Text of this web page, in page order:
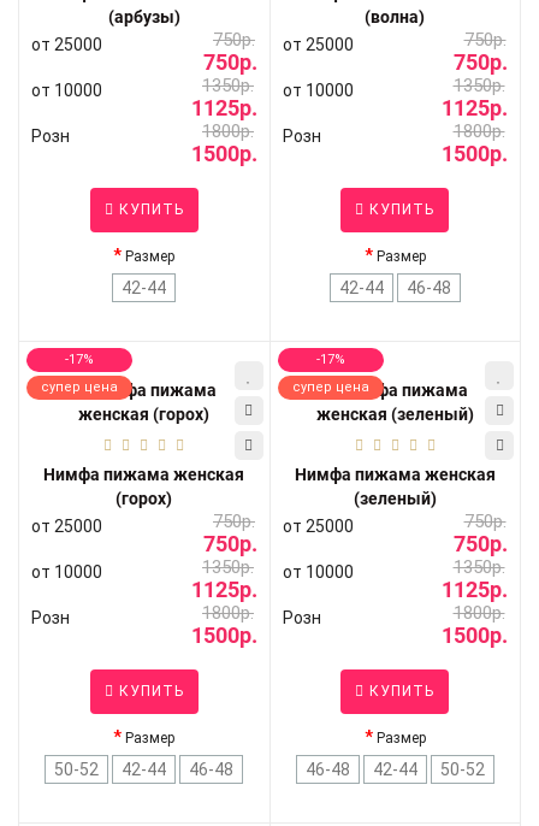
(арбузы)
от 25000
750р.
750р.
от 10000 1350р.
1125р.
Розн 1800р.
1500р.
КУПИТЬ
Размер
42-44
(волна)
от 25000
750р.
750р.
от 10000 1350р.
1125р.
Розн 1800р.
1500р.
КУПИТЬ
Размер
42-44 46-48
-17%
супер цена
Нимфа пижама женская
(горох)
от 25000
750р.
750р.
от 10000 1350р.
1125р.
Розн 1800р.
1500р.
КУПИТЬ
Размер
50-52 42-44 46-48
-17%
супер цена
Нимфа пижама женская
(зеленый)
от 25000
750р.
750р.
от 10000 1350р.
1125р.
Розн 1800р.
1500р.
КУПИТЬ
Размер
46-48 42-44 50-52